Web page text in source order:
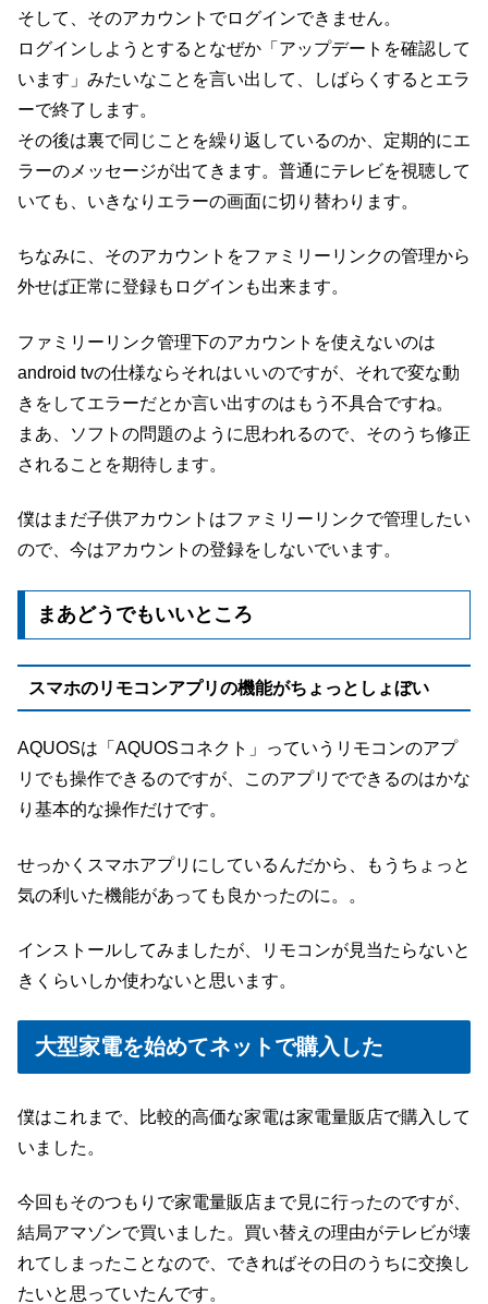
そして、そのアカウントでログインできません。
ログインしようとするとなぜか「アップデートを確認して
います」みたいなことを言い出して、しばらくするとエラ
ーで終了します。
その後は裏で同じことを繰り返しているのか、定期的にエ
ラーのメッセージが出てきます。普通にテレビを視聴して
いても、いきなりエラーの画面に切り替わります。
ちなみに、そのアカウントをファミリーリンクの管理から
外せば正常に登録もログインも出来ます。
ファミリーリンク管理下のアカウントを使えないのは
android tvの仕様ならそれはいいのですが、それで変な動
きをしてエラーだとか言い出すのはもう不具合ですね。
まあ、ソフトの問題のように思われるので、そのうち修正
されることを期待します。
僕はまだ子供アカウントはファミリーリンクで管理したい
ので、今はアカウントの登録をしないでいます。
まあどうでもいいところ
スマホのリモコンアプリの機能がちょっとしょぼい
AQUOSは「AQUOSコネクト」っていうリモコンのアプ
リでも操作できるのですが、このアプリでできるのはかな
り基本的な操作だけです。
せっかくスマホアプリにしているんだから、もうちょっと
気の利いた機能があっても良かったのに。。
インストールしてみましたが、リモコンが見当たらないと
きくらいしか使わないと思います。
大型家電を始めてネットで購入した
僕はこれまで、比較的高価な家電は家電量販店で購入して
いました。
今回もそのつもりで家電量販店まで見に行ったのですが、
結局アマゾンで買いました。買い替えの理由がテレビが壊
れてしまったことなので、できればその日のうちに交換し
たいと思っていたんです。